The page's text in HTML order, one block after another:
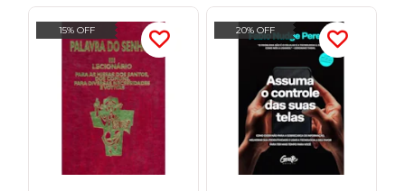
15% OFF 20% OFF